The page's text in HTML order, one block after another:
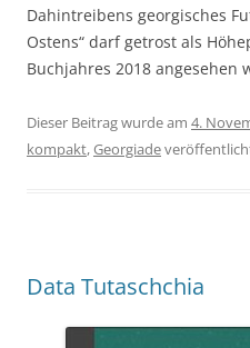
Dahintreibens georgisches
Ostens“ darf getrost als
Buchjahres 2018 angesehen
Dieser Beitrag wurde am 4.
kompakt,Georgiade
Data Tutaschchia